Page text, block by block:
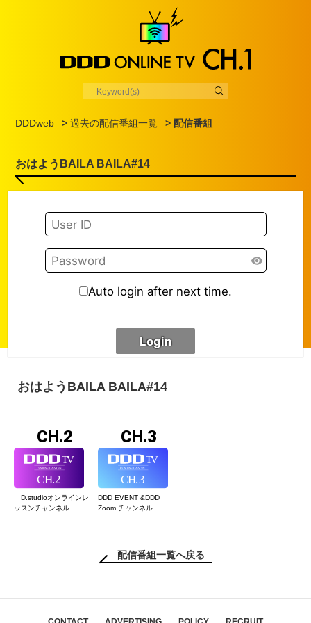
DDDweb >過去の配信番組一覧 > 配信番組
おはようBAILA BAILA#14
おはようBAILA BAILA#14
CH.2
D.studioオンラインレ
ッスンチャンネル
CH.3
DDD EVENT &DDD
Zoom チャンネル
配信番組一覧へ戻る